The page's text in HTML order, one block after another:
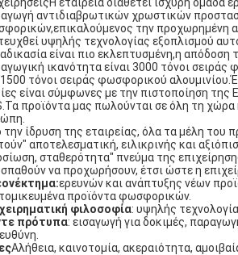
αντιδιαβρωτικών χρωστικών
την προχωρημένη
υψηλής τεχνολογίας εξοπλισμού
είναι πιο εκλεπτυσμένη,η απόδοση
ικανότητα είναι 3000 τόνοι
τόνοι σειράς φωσφορικού
είναι σύμφωνες με την πιστοποίηση της
προϊόντα μας πωλούνται σε όλη τη χώρα
ίδρυση της εταιρείας, όλα τα μέλη του
αποτελεσματική, ειλικρινής και
σταθερότητα" πνεύμα της
να προχωρήσουν, έτσι ώστε η
ερευνών και ανάπτυξης νέων
προϊόντα φωσφορικών.
φιλοσοφία: υψηλής
πρότυπα: εισαγωγή για δοκιμές,
Αλήθεια, καινοτομία, ακεραιότητα,